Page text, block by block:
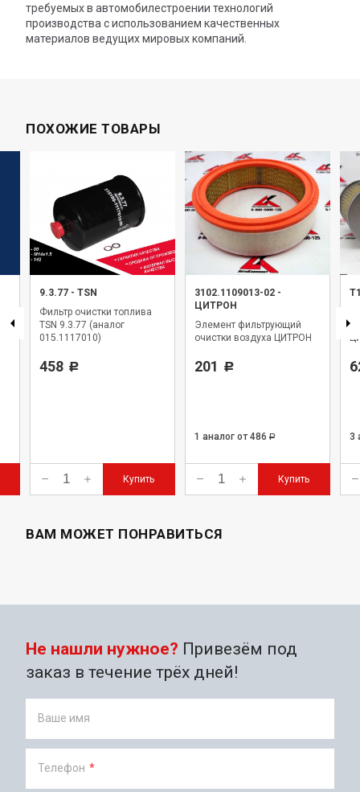
требуемых в автомобилестроении технологий
производства с использованием качественных
материалов ведущих мировых компаний.
ПОХОЖИЕ ТОВАРЫ
9.3.77 - TSN
Фильтр очистки топлива
TSN 9.3.77 (аналог
015.1117010)
458 Р
Купить
3102.1109013-02 -
ЦИТРОН
Элемент фильтрующий
очистки воздуха ЦИТРОН
201 Р
1 аналог от 486 Р
Купить
3
ВАМ МОЖЕТ ПОНРАВИТЬСЯ
Не нашли нужное? Привезём под
заказ в течение трёх дней!
Ваше имя
Телефон *